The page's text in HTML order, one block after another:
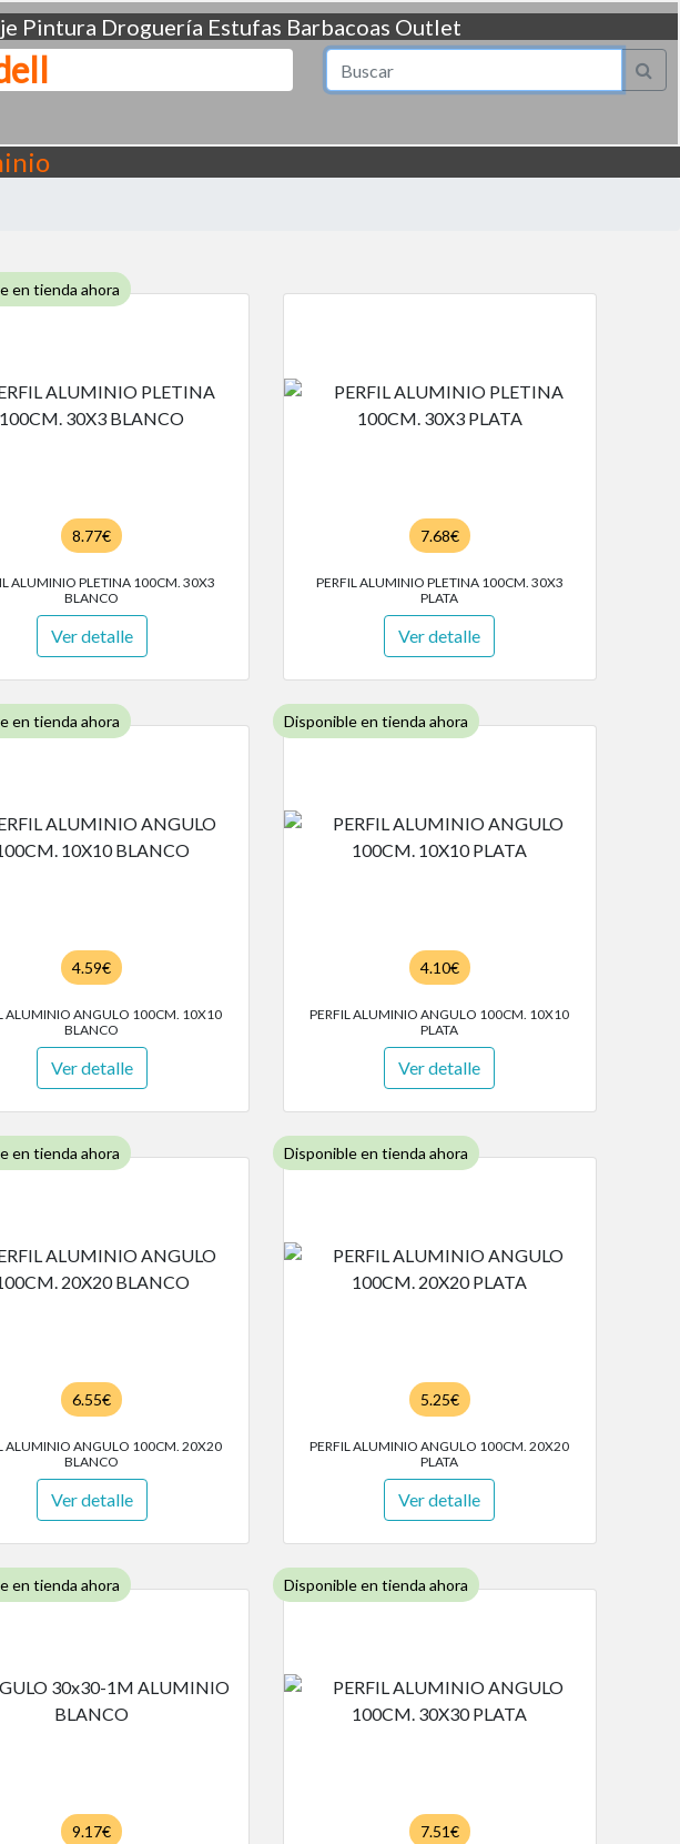
Pintura Droguería Estufas Barbacoas Outlet
en tienda ahora
8.77€
ALUMINIO PLETINA 100CM. 30X3
BLANCO
Ver detalle
7.68€
PERFIL ALUMINIO PLETINA 100CM. 30X3
PLATA
Ver detalle
en tienda ahora
4.59€
ALUMINIO ANGULO 100CM. 10X10
BLANCO
Ver detalle
Disponible en tienda ahora
4.10€
PERFIL ALUMINIO ANGULO 100CM. 10X10
PLATA
Ver detalle
en tienda ahora
6.55€
ALUMINIO ANGULO 100CM. 20X20
BLANCO
Ver detalle
Disponible en tienda ahora
5.25€
PERFIL ALUMINIO ANGULO 100CM. 20X20
PLATA
Ver detalle
en tienda ahora
9.17€
Disponible en tienda ahora
7.51€